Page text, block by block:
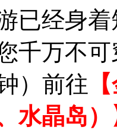
已经身
千万不
）前往
水晶岛）